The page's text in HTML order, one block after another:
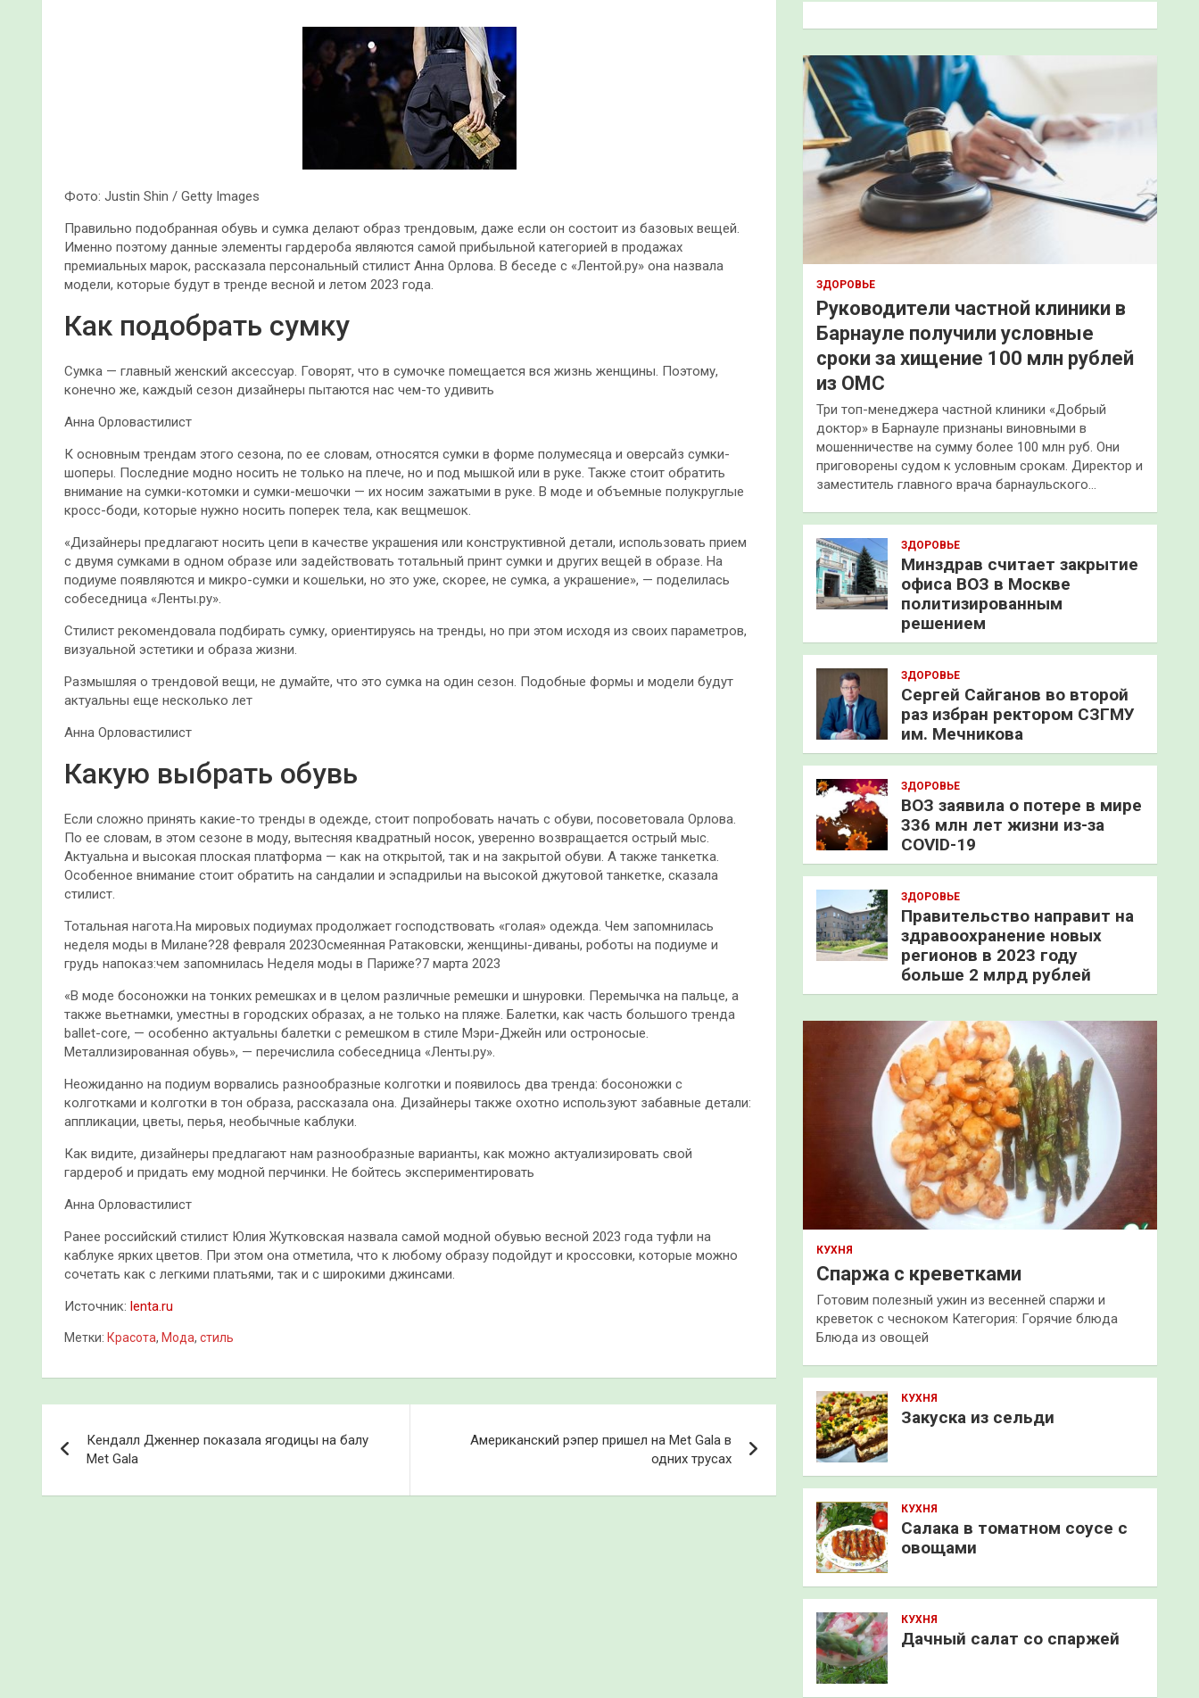
Фото: Justin Shin / Getty Images
Правильно подобранная обувь и сумка делают образ трендовым, даже если он состоит из базовых вещей.
Именно поэтому данные элементы гардероба являются самой прибыльной категорией в продажах
премиальных марок, рассказала персональный стилист Анна Орлова. В беседе с «Лентой.ру» она назвала
модели, которые будут в тренде весной и летом 2023 года.
Как подобрать сумку
Сумка — главный женский аксессуар. Говорят, что в сумочке помещается вся жизнь женщины. Поэтому,
конечно же, каждый сезон дизайнеры пытаются нас чем-то удивить
Анна Орловастилист
К основным трендам этого сезона, по ее словам, относятся сумки в форме полумесяца и оверсайз сумки-
шоперы. Последние модно носить не только на плече, но и под мышкой или в руке. Также стоит обратить
внимание на сумки-котомки и сумки-мешочки — их носим зажатыми в руке. В моде и объемные полукруглые
кросс-боди, которые нужно носить поперек тела, как вещмешок.
«Дизайнеры предлагают носить цепи в качестве украшения или конструктивной детали, использовать прием
с двумя сумками в одном образе или задействовать тотальный принт сумки и других вещей в образе. На
подиуме появляются и микро-сумки и кошельки, но это уже, скорее, не сумка, а украшение», — поделилась
собеседница «Ленты.ру».
Стилист рекомендовала подбирать сумку, ориентируясь на тренды, но при этом исходя из своих параметров,
визуальной эстетики и образа жизни.
Размышляя о трендовой вещи, не думайте, что это сумка на один сезон. Подобные формы и модели будут
актуальны еще несколько лет
Анна Орловастилист
Какую выбрать обувь
Если сложно принять какие-то тренды в одежде, стоит попробовать начать с обуви, посоветовала Орлова.
По ее словам, в этом сезоне в моду, вытесняя квадратный носок, уверенно возвращается острый мыс.
Актуальна и высокая плоская платформа — как на открытой, так и на закрытой обуви. А также танкетка.
Особенное внимание стоит обратить на сандалии и эспадрильи на высокой джутовой танкетке, сказала
стилист.
Тотальная нагота.На мировых подиумах продолжает господствовать «голая» одежда. Чем запомнилась
неделя моды в Милане?28 февраля 2023Осмеянная Ратаковски, женщины-диваны, роботы на подиуме и
грудь напоказ:чем запомнилась Неделя моды в Париже?7 марта 2023
«В моде босоножки на тонких ремешках и в целом различные ремешки и шнуровки. Перемычка на пальце, а
также вьетнамки, уместны в городских образах, а не только на пляже. Балетки, как часть большого тренда
ballet-core, — особенно актуальны балетки с ремешком в стиле Мэри-Джейн или остроносые.
Металлизированная обувь», — перечислила собеседница «Ленты.ру».
Неожиданно на подиум ворвались разнообразные колготки и появилось два тренда: босоножки с
колготками и колготки в тон образа, рассказала она. Дизайнеры также охотно используют забавные детали:
аппликации, цветы, перья, необычные каблуки.
Как видите, дизайнеры предлагают нам разнообразные варианты, как можно актуализировать свой
гардероб и придать ему модной перчинки. Не бойтесь экспериментировать
Анна Орловастилист
Ранее российский стилист Юлия Жутковская назвала самой модной обувью весной 2023 года туфли на
каблуке ярких цветов. При этом она отметила, что к любому образу подойдут и кроссовки, которые можно
сочетать как с легкими платьями, так и с широкими джинсами.
Источник: lenta.ru
Метки: Красота, Мода, стиль
по
записям
Кендалл Дженнер показала ягодицы на балу
Met Gala
Американский рэпер пришел на Met Gala в
одних трусах
к
ЗДОРОВЬЕ
Руководители частной клиники в
Барнауле получили условные
сроки за хищение 100 млн рублей
из ОМС
Три топ-менеджера частной клиники «Добрый
доктор» в Барнауле признаны виновными в
мошенничестве на сумму более 100 млн руб. Они
приговорены судом к условным срокам. Директор и
заместитель главного врача барнаульского…
ЗДОРОВЬЕ
Минздрав считает закрытие
офиса ВОЗ в Москве
политизированным
решением
ЗДОРОВЬЕ
Сергей Сайганов во второй
раз избран ректором СЗГМУ
им. Мечникова
ЗДОРОВЬЕ
ВОЗ заявила о потере в мире
336 млн лет жизни из-за
COVID-19
ЗДОРОВЬЕ
Правительство направит на
здравоохранение новых
регионов в 2023 году
больше 2 млрд рублей
КУХНЯ
Спаржа с креветками
Готовим полезный ужин из весенней спаржи и
креветок с чесноком Категория: Горячие блюда
Блюда из овощей
КУХНЯ
Закуска из сельди
КУХНЯ
Салака в томатном соусе с
овощами
КУХНЯ
Дачный салат со спаржей